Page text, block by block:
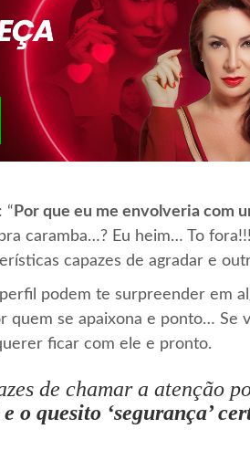
“ Por que eu me envolveria com
caramba…? Eu heim… To
capazes de agradar e
podem te surpreender em
quem se apaixona e ponto… Se
ficar com ele e pronto.
de chamar a atenção
o quesito ‘segurança’